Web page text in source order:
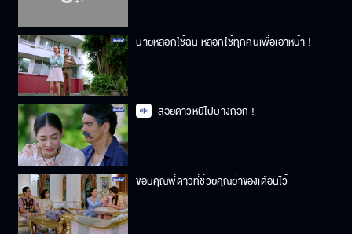
นายหลอกใช้ฉัน หลอกใช้ทุกคนเพื่อเอาหน้า !
สอยดาวหนีไปบางกอก !
ขอบคุณพี่ดาวที่ช่วยคุณย่าของเดือนไว้